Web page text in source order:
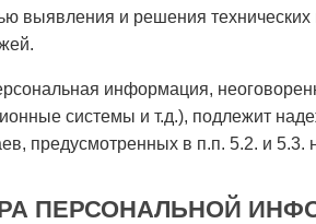
выявления и решения
информация,
системы и т.д.), подлежит
предусмотренных в п.п. 5.2. и
ПЕРСОНАЛЬНОЙ